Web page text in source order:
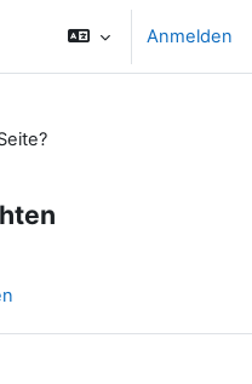
Anmelden